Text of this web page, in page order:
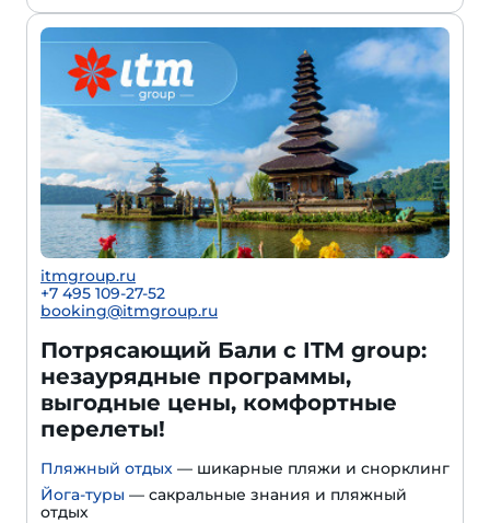
itmgroup.ru
+7 495 109-27-52
booking@itmgroup.ru
Потрясающий Бали с ITM group:
незаурядные программы,
выгодные цены, комфортные
перелеты!
Пляжный отдых — шикарные пляжи и снорклинг
Йога-туры — сакральные знания и пляжный
отдых